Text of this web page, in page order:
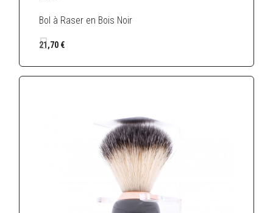
Bol à Raser en Bois Noir
21,70 €